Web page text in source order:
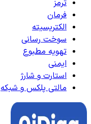
ترمز
فرمان
الکتریسیته
سوخت رسانی
تهویه مطبوع
ایمنی
استارت و شارژ
مالتی پلکس و شبکه